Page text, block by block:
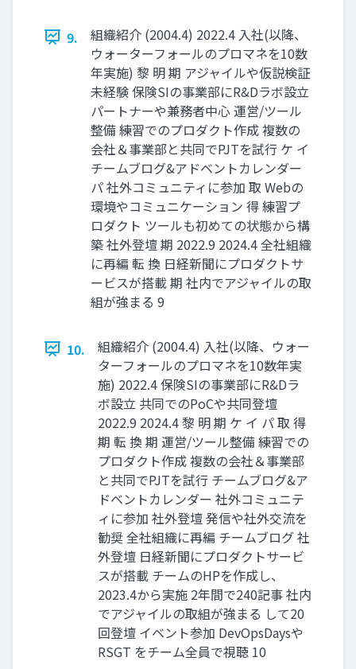
9.
組織紹介 (2004.4) 2022.4 入社(以降、
ウォーターフォールのプロマネを10数
年実施) 黎 明 期 アジャイルや仮説検証
未経験 保険SIの事業部にR&Dラボ設立
パートナーや兼務者中心 運営/ツール
整備 練習でのプロダクト作成 複数の
会社＆事業部と共同でPJTを試行 ケ イ
チームブログ&アドベントカレンダー
パ 社外コミュニティに参加 取 Webの
環境やコミュニケーション 得 練習プ
ロダクト ツールも初めての状態から構
築 社外登壇 期 2022.9 2024.4 全社組織
に再編 転 換 日経新聞にプロダクトサ
ービスが搭載 期 社内でアジャイルの取
組が強まる 9
10.
組織紹介 (2004.4) 入社(以降、ウォー
ターフォールのプロマネを10数年実
施) 2022.4 保険SIの事業部にR&Dラ
ボ設立 共同でのPoCや共同登壇
2022.9 2024.4 黎 明 期 ケ イ パ 取 得
期 転 換 期 運営/ツール整備 練習での
プロダクト作成 複数の会社＆事業部
と共同でPJTを試行 チームブログ&ア
ドベントカレンダー 社外コミュニテ
ィに参加 社外登壇 発信や社外交流を
勧奨 全社組織に再編 チームブログ 社
外登壇 日経新聞にプロダクトサービ
スが搭載 チームのHPを作成し、
2023.4から実施 2年間で240記事 社内
でアジャイルの取組が強まる して20
回登壇 イベント参加 DevOpsDaysや
RSGT をチーム全員で視聴 10